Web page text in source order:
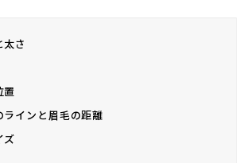
さ
置
インと眉毛の距離
ズ